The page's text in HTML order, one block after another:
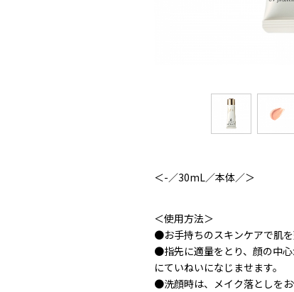
＜-／30mL／本体／＞
＜使用方法＞
●お手持ちのスキンケアで肌を
●指先に適量をとり、顔の中
にていねいになじませます。
●洗顔時は、メイク落としをお